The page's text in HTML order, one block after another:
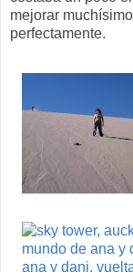
mejorar
perfectamente.